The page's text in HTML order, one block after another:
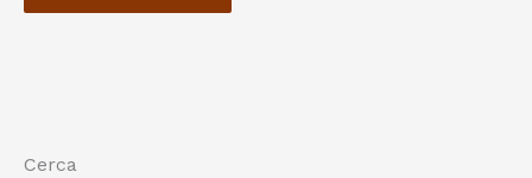
Cerca